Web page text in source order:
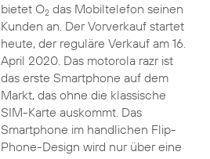
bietet O2das Mobiltelefon seinen
Kunden an. Der Vorverkauf startet
heute, der reguläre Verkauf am 16.
April 2020. Das motorola razr ist
das erste Smartphone auf dem
Markt, das ohne die klassische
SIM-Karte auskommt. Das
Smartphone im handlichen Flip-
Phone-Design wird nur über eine